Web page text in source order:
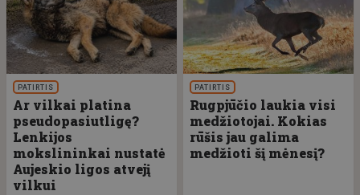
PATIRTIS
Ar vilkai platina
pseudopasiutligę?
Lenkijos
mokslininkai nustatė
Aujeskio ligos atvejį
vilkui
PATIRTIS
Rugpjūčio laukia visi
medžiotojai. Kokias
rūšis jau galima
medžioti šį mėnesį?